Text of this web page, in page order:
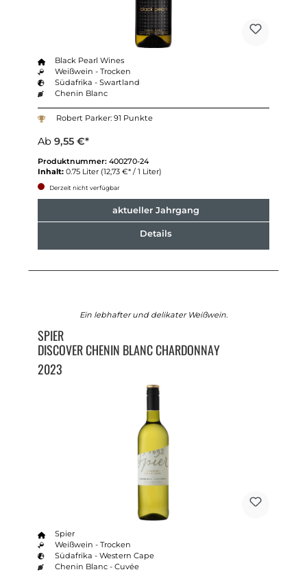
Black Pearl Wines
Weißwein - Trocken
Südafrika - Swartland
Chenin Blanc
Robert Parker: 91 Punkte
Ab 9,55 €*
Produktnummer: 400270-24
Inhalt: 0.75 Liter (12,73 €* / 1 Liter)
Derzeit nicht verfügbar
aktueller Jahrgang
Details
Ein lebhafter und delikater Weißwein.
SPIER
DISCOVER CHENIN BLANC CHARDONNAY
2023
Spier
Weißwein - Trocken
Südafrika - Western Cape
Chenin Blanc - Cuvée